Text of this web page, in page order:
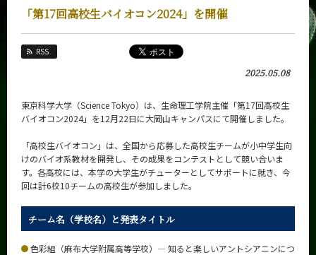
「第17回高校生バイオコン2024」を開催
RSS
2025.05.08
東京科学大学（Science Tokyo）は、生命理工学院主催「第17回高校生
バイオコン2024」を12月22日に大岡山キャンパスにて開催しました。
「高校生バイオコン」は、全国から応募した高校生チームが小中学生向
けのバイオ系教材を開発し、その成果をコンテストとして競い合いま
す。各高校には、本学の大学生がチューターとしてサポートに就き、今
回は計6校10チームの高校生が参加しました。
チーム名（学校名）と発表タイトル
色彩組（麻布大学附属高等学校）― 知ると楽しいアントシアニンにつ
Education
教員・研究室
未来
Future
入学案内
Admissions
生命理工学系 News
News
News 一覧
カテゴリ別